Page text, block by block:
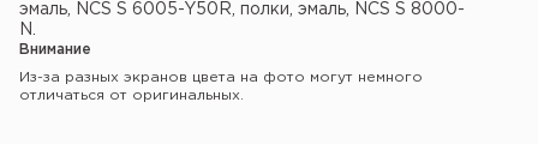
эмаль, NCS S 6005-Y50R, полки, эмаль, NCS S 8000-
N.
Внимание
Из-за разных экранов цвета на фото могут немного
отличаться от оригинальных.